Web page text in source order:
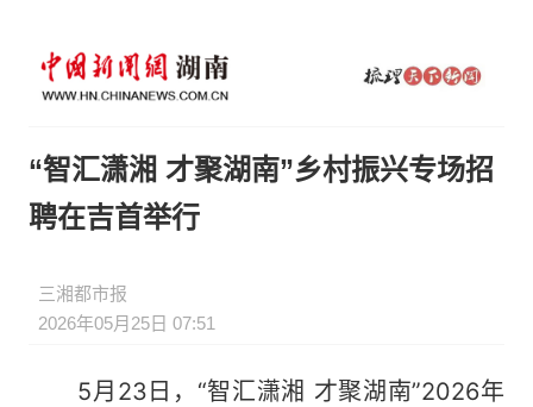
“智汇潇湘 才聚湖南”乡村振兴专场招
聘在吉首举行
三湘都市报
2026年05月25日 07:51
5月23日，“智汇潇湘 才聚湖南”2026年